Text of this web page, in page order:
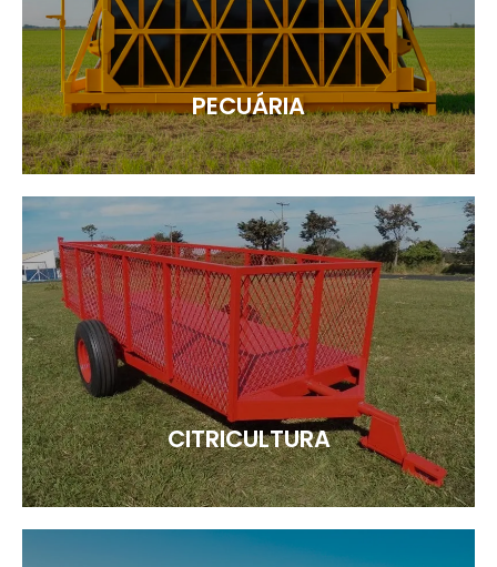
PECUÁRIA
Veja mais
CITRICULTURA
CITRICULTURA
Veja mais